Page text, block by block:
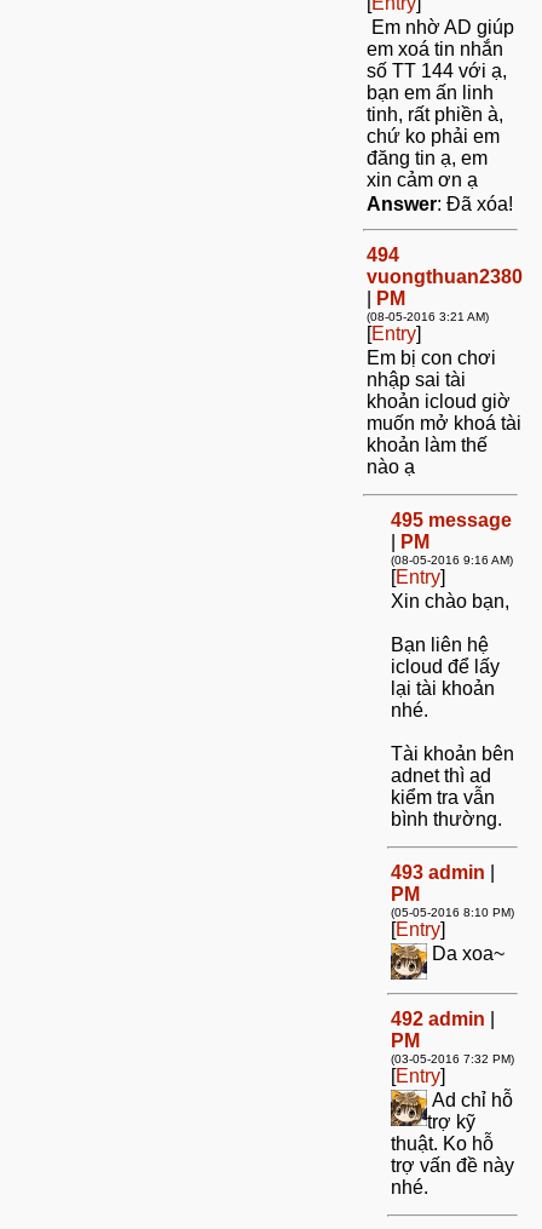
Em nhờ AD giúp
em xoá tin nhắn
số TT 144 với ạ,
bạn em ấn linh
tinh, rất phiền à,
chứ ko phải em
đăng tin ạ, em
xin cảm ơn ạ
Answer: Đã xóa!
494
vuongthuan2380
PM
(08-05-2016 3:21 AM)
[Entry]
Em bị con chơi
nhập sai tài
khoản icloud giờ
muốn mở khoá tài
khoản làm thế
nào ạ
495 message
PM
(08-05-2016 9:16 AM)
[Entry]
Xin chào bạn,
Bạn liên hệ
icloud để lấy
lại tài khoản
nhé.
Tài khoản bên
adnet thì ad
kiểm tra vẫn
bình thường.
493 admin
PM
(05-05-2016 8:10 PM)
[Entry]
Da xoa~
492 admin
PM
(03-05-2016 7:32 PM)
[Entry]
Ad chỉ hỗ
trợ kỹ
thuật. Ko hỗ
trợ vấn đề này
nhé.